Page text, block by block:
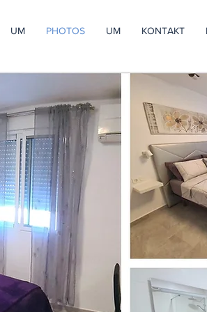
UM PHOTOS UM KONTAKT